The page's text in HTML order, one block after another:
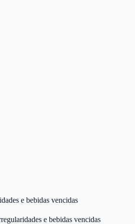
e bebidas vencidas
e bebidas vencidas